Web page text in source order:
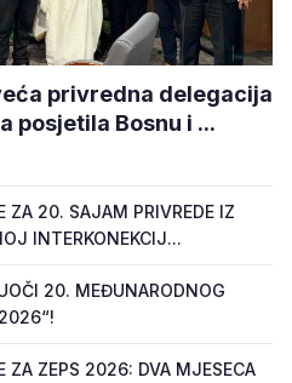
privredna delegacija
posjetila Bosnu i ...
ZA 20. SAJAM PRIVREDE IZ
INTERKONEKCIJ...
20. MEĐUNARODNOG
ZA ZEPS 2026: DVA MJESECA